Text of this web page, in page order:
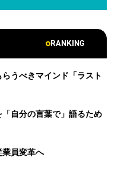
RANKING
うべきマインド「ラスト
自分の言葉で」語るため
業員変革へ